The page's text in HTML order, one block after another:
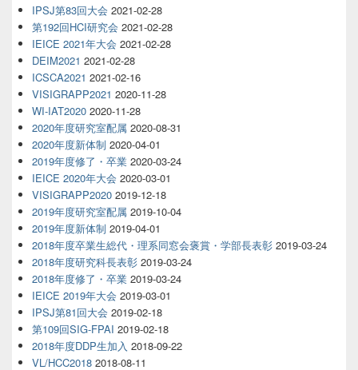
IPSJ第83回大会 2021-02-28
第192回HCI研究会 2021-02-28
IEICE 2021年大会 2021-02-28
DEIM2021 2021-02-28
ICSCA2021 2021-02-16
VISIGRAPP2021 2020-11-28
WI-IAT2020 2020-11-28
2020年度研究室配属 2020-08-31
2020年度新体制 2020-04-01
2019年度修了・卒業 2020-03-24
IEICE 2020年大会 2020-03-01
VISIGRAPP2020 2019-12-18
2019年度研究室配属 2019-10-04
2019年度新体制 2019-04-01
2018年度卒業生総代・理系同窓会褒賞・学部長表彰 2019-03-24
2018年度研究科長表彰 2019-03-24
2018年度修了・卒業 2019-03-24
IEICE 2019年大会 2019-03-01
IPSJ第81回大会 2019-02-18
第109回SIG-FPAI 2019-02-18
2018年度DDP生加入 2018-09-22
VL/HCC2018 2018-08-11